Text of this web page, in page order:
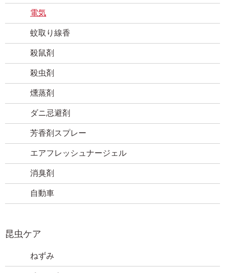
電気
蚊取り線香
殺鼠剤
殺虫剤
燻蒸剤
ダニ忌避剤
芳香剤スプレー
エアフレッシュナージェル
消臭剤
自動車
ねずみ